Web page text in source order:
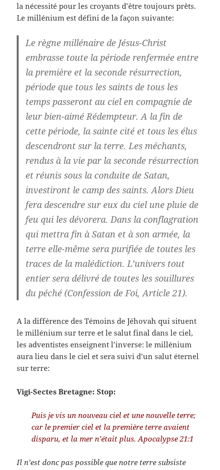
la nécessité pour les croyants d’être toujours prêts.
Le millénium est défini de la façon suivante:
Le règne millénaire de Jésus-Christ
embrasse toute la période renfermée entre
la première et la seconde résurrection,
période que tous les saints de tous les
temps passeront au ciel en compagnie de
leur bien-aimé Rédempteur. A la fin de
cette période, la sainte cité et tous les élus
descendront sur la terre. Les méchants,
rendus à la vie par la seconde résurrection
et réunis sous la conduite de Satan,
investiront le camp des saints. Alors Dieu
fera descendre sur eux du ciel une pluie de
feu qui les dévorera. Dans la conflagration
qui mettra fin à Satan et à son armée, la
terre elle-même sera purifiée de toutes les
traces de la malédiction. L’univers tout
entier sera délivré de toutes les souillures
du péché (Confession de Foi, Article 21).
A la différence des Témoins de Jéhovah qui situent
le millénium sur terre et le salut final dans le ciel,
les adventistes enseignent l’inverse: le millénium
aura lieu dans le ciel et sera suivi d’un salut éternel
sur terre:
Vigi-Sectes Bretagne: Stop:
Puis je vis un nouveau ciel et une nouvelle terre;
car le premier ciel et la première terre avaient
disparu, et la mer n’était plus. Apocalypse 21:1
Il n’est donc pas possible que notre terre subsiste